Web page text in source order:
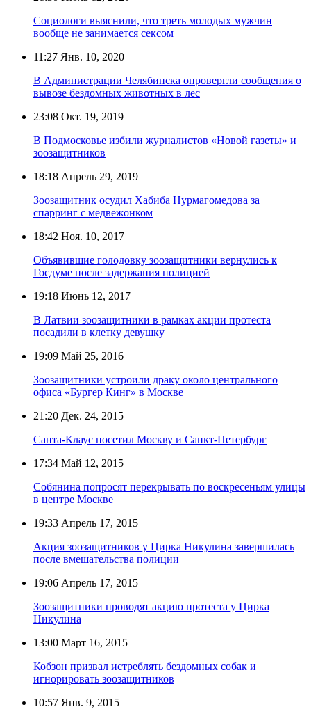
Социологи выяснили, что треть молодых мужчин
вообще не занимается сексом
11:27 Янв. 10, 2020
В Администрации Челябинска опровергли сообщения о
вывозе бездомных животных в лес
23:08 Окт. 19, 2019
В Подмосковье избили журналистов «Новой газеты» и
зоозащитников
18:18 Апрель 29, 2019
Зоозащитник осудил Хабиба Нурмагомедова за
спарринг с медвежонком
18:42 Ноя. 10, 2017
Объявившие голодовку зоозащитники вернулись к
Госдуме после задержания полицией
19:18 Июнь 12, 2017
В Латвии зоозащитники в рамках акции протеста
посадили в клетку девушку
19:09 Май 25, 2016
Зоозащитники устроили драку около центрального
офиса «Бургер Кинг» в Москве
21:20 Дек. 24, 2015
Санта-Клаус посетил Москву и Санкт-Петербург
17:34 Май 12, 2015
Собянина попросят перекрывать по воскресеньям улицы
в центре Москве
19:33 Апрель 17, 2015
Акция зоозащитников у Цирка Никулина завершилась
после вмешательства полиции
19:06 Апрель 17, 2015
Зоозащитники проводят акцию протеста у Цирка
Никулина
13:00 Март 16, 2015
Кобзон призвал истреблять бездомных собак и
игнорировать зоозащитников
10:57 Янв. 9, 2015